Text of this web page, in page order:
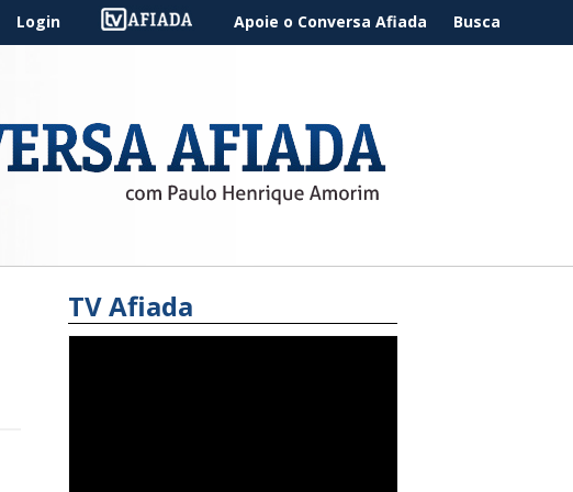
Login Apoie o Conversa Afiada Busca
TV Afiada